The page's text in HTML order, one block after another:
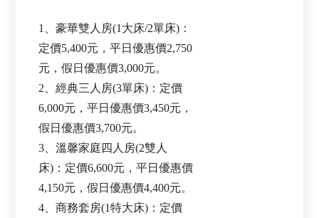
1、豪華雙人房(1大床/2單床)：
定價5,400元，平日優惠價2,750
元，假日優惠價3,000元。
2、經典三人房(3單床)：定價
6,000元，平日優惠價3,450元，
假日優惠價3,700元。
3、溫馨家庭四人房(2雙人
床)：定價6,600元，平日優惠價
4,150元，假日優惠價4,400元。
4、商務套房(1特大床)：定價